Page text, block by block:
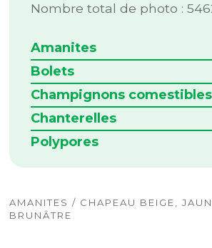
Nombre total de photo :
Amanites
Bolets
Champignons comestibles
Chanterelles
Polypores
AMANITES / CHAPEAU BEIGE,
BRUNÂTRE